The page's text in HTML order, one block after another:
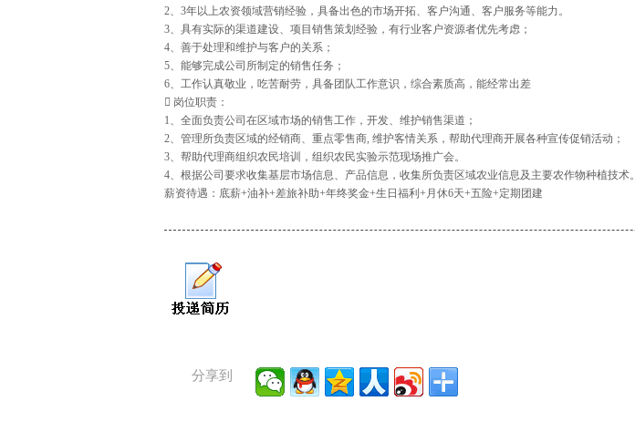
2、3年以上农资领域营销经验，具备出色的市场开拓、客户沟通、客户服务等能力。
3、具有实际的渠道建设、项目销售策划经验，有行业客户资源者优先考虑；
4、善于处理和维护与客户的关系；
5、能够完成公司所制定的销售任务；
6、工作认真敬业，吃苦耐劳，具备团队工作意识，综合素质高，能经常出差
 岗位职责：
1、全面负责公司在区域市场的销售工作，开发、维护销售渠道；
2、管理所负责区域的经销商、重点零售商, 维护客情关系，帮助代理商开展各种宣传促销活动；
3、帮助代理商组织农民培训，组织农民实验示范现场推广会。
4、根据公司要求收集基层市场信息、产品信息，收集所负责区域农业信息及主要农作物种植技术。
薪资待遇：底薪+油补+差旅补助+年终奖金+生日福利+月休6天+五险+定期团建
分享到